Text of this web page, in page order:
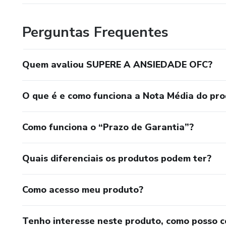
Perguntas Frequentes
Quem avaliou SUPERE A ANSIEDADE OFC?
O que é e como funciona a Nota Média do
Como funciona o “Prazo de Garantia”?
Quais diferenciais os produtos podem ter?
Como acesso meu produto?
Tenho interesse neste produto, como posso